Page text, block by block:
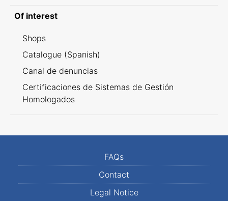
Of interest
Shops
Catalogue (Spanish)
Canal de denuncias
Certificaciones de Sistemas de Gestión
Homologados
FAQs
Contact
Legal Notice